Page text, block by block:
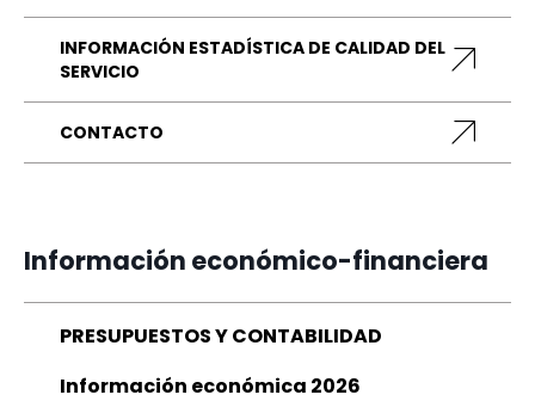
INFORMACIÓN ESTADÍSTICA DE CALIDAD DEL
SERVICIO
CONTACTO
Información económico-financiera
PRESUPUESTOS Y CONTABILIDAD
Información económica 2026